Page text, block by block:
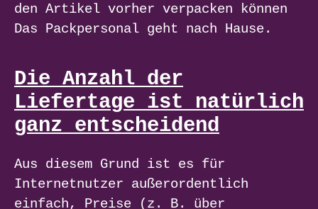
den Artikel vorher verpacken können
Das Packpersonal geht nach Hause.
Die Anzahl der
Liefertage ist natürlich
ganz entscheidend
Aus diesem Grund ist es für
Internetnutzer außerordentlich
einfach, Preise (z. B. über